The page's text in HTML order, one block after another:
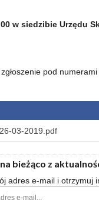
w siedzibie Urzędu
pod
03-2019.pdf
bieżąco z
adres e-mail i otrzymuj